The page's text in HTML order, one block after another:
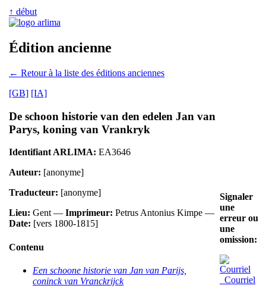
↑ début
Édition ancienne
← Retour à la liste des éditions anciennes
[GB] [IA]
De schoon historie van den edelen Jan van
Parys, koning van Vrankryk
Identifiant ARLIMA: EA3646
Auteur: [anonyme]
Traducteur: [anonyme]
Lieu: Gent — Imprimeur: Petrus Antonius Kimpe —
Date: [vers 1800-1815]
Contenu
Een schoone historie van Jan van Parijs,
coninck van Vranckrijck
Signaler
une
erreur ou
une
omission:
Courriel